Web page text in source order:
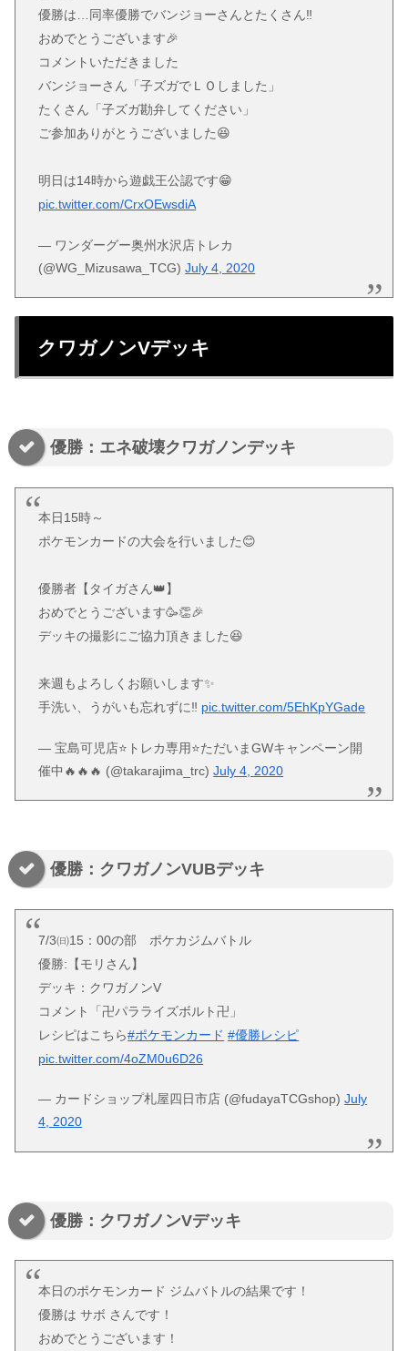
優勝は…同率優勝でバンジョーさんとたくさん‼️
おめでとうございます🎉
コメントいただきました
バンジョーさん「子ズガでＬＯしました」
たくさん「子ズガ勘弁してください」
ご参加ありがとうございました😆
明日は14時から遊戯王公認です😁
pic.twitter.com/CrxOEwsdiA
— ワンダーグー奥州水沢店トレカ
(@WG_Mizusawa_TCG)July 4, 2020
クワガノンVデッキ
優勝：エネ破壊クワガノンデッキ
本日15時～
ポケモンカードの大会を行いました😊
優勝者【タイガさん👑】
おめでとうございます🥳👏🎉
デッキの撮影にご協力頂きました😆
来週もよろしくお願いします✨
手洗い、うがいも忘れずに‼️ pic.twitter.com/5EhKpYGade
— 宝島可児店⭐️トレカ専用⭐️ただいまGWキャンペーン開
催中🔥🔥🔥 (@takarajima_trc)July 4, 2020
優勝：クワガノンVUBデッキ
7/3㈰15：00の部 ポケカジムバトル
優勝:【モリさん】
デッキ：クワガノンV
コメント「卍パラライズボルト卍」
レシピはこちら#ポケモンカード #優勝レシピ
pic.twitter.com/4oZM0u6D26
— カードショップ札屋四日市店 (@fudayaTCGshop)July
4, 2020
優勝：クワガノンVデッキ
本日のポケモンカード ジムバトルの結果です！
優勝は サボ さんです！
おめでとうございます！